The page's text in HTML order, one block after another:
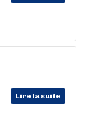
Lire la suite